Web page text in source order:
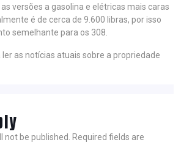
versões a gasolina e elétricas mais caras
é de cerca de 9.600 libras, por isso
semelhante para os 308.
as notícias atuais sobre a propriedade
not be published.
Required fields are